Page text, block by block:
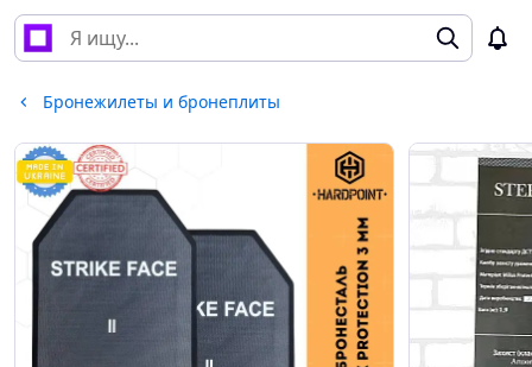
Бронежилеты и бронеплиты